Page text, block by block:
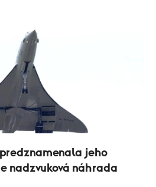
jeho
nadzvuková náhrada